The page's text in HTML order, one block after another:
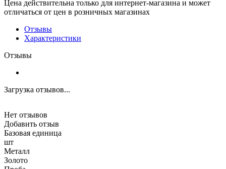
Цена действительна только для интернет-магазина и может
отличаться от цен в розничных магазинах
Отзывы
Характеристики
Отзывы
Загрузка отзывов...
Нет отзывов
Добавить отзыв
Базовая единица
шт
Металл
Золото